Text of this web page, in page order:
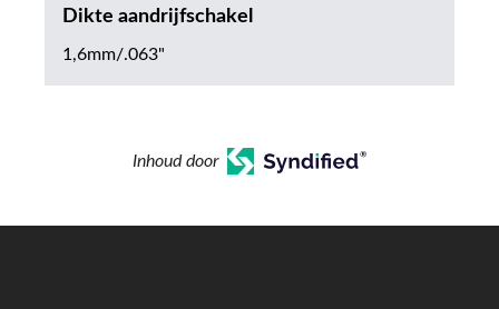
Dikte aandrijfschakel
1,6mm/.063"
Inhoud door